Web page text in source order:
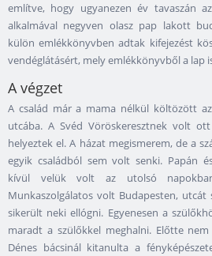
említve, hogy ugyanezen év tavaszán
alkalmával negyven olasz pap lakott
külön emlékkönyvben adtak kifejezést
vendéglátásért, mely emlékkönyvből a lap
A végzet
A család már a mama nélkül költözött
utcába. A Svéd Vöröskeresztnek volt
helyeztek el. A házat megismerem, de a
egyik családból sem volt senki. Papán
kívül velük volt az utolsó
Munkaszolgálatos volt Budapesten,
sikerült neki ellógni. Egyenesen a
maradt a szülőkkel meghalni. Előtte
Dénes bácsinál kitanulta a